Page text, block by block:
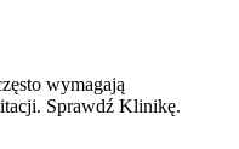
wymagają
Sprawdź Klinikę.